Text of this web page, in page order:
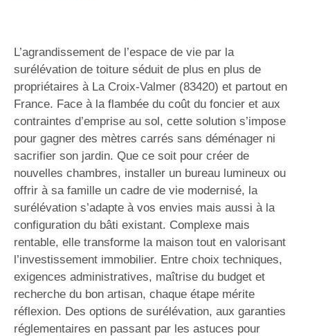
L’agrandissement de l’espace de vie par la
surélévation de toiture séduit de plus en plus de
propriétaires à La Croix-Valmer (83420) et partout en
France. Face à la flambée du coût du foncier et aux
contraintes d’emprise au sol, cette solution s’impose
pour gagner des mètres carrés sans déménager ni
sacrifier son jardin. Que ce soit pour créer de
nouvelles chambres, installer un bureau lumineux ou
offrir à sa famille un cadre de vie modernisé, la
surélévation s’adapte à vos envies mais aussi à la
configuration du bâti existant. Complexe mais
rentable, elle transforme la maison tout en valorisant
l’investissement immobilier. Entre choix techniques,
exigences administratives, maîtrise du budget et
recherche du bon artisan, chaque étape mérite
réflexion. Des options de surélévation, aux garanties
réglementaires en passant par les astuces pour